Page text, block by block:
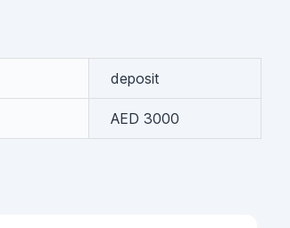
deposit
AED 3000